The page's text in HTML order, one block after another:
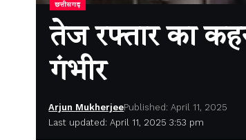
छत्तीसगढ़
तेज रफ्तार का
गंभीर
Last updated: April 11, 2025 3:53 pm
Arjun MukherjeePublished: April 11, 2025